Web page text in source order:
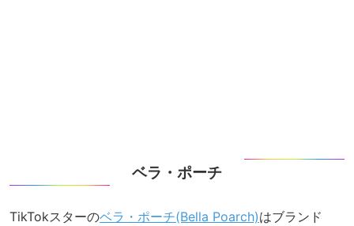
ベラ・ポーチ
TikTokスターのベラ・ポーチ(Bella Poarch)はブランド